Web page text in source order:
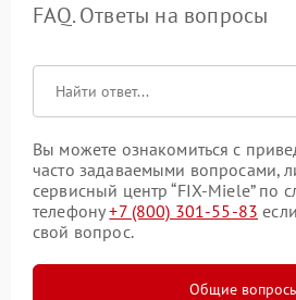
FAQ. Ответы на вопросы
Вы можете ознакомиться с
часто задаваемыми вопросами,
сервисный центр “FIX-Miele” по
телефону+7 (800) 301-55-83
свой вопрос.
Общие